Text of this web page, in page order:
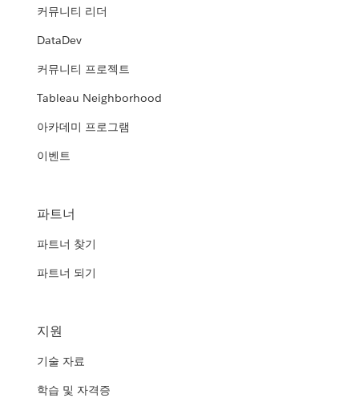
커뮤니티 리더
DataDev
커뮤니티 프로젝트
Tableau Neighborhood
아카데미 프로그램
이벤트
파트너
파트너 찾기
파트너 되기
지원
기술 자료
학습 및 자격증